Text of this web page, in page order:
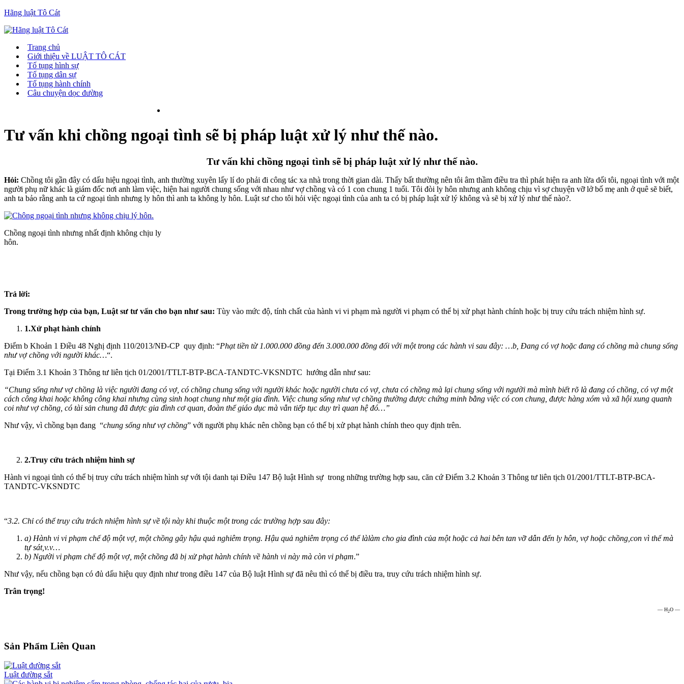
Hãng luật Tô Cát
Trang chủ
Giới thiệu về LUẬT TÔ CÁT
Tố tụng hình sự
Tố tụng dân sự
Tố tụng hành chính
Câu chuyện dọc đường
Tư vấn khi chồng ngoại tình sẽ bị pháp luật xử lý như thế nào.
Tư vấn khi chồng ngoại tình sẽ bị pháp luật xử lý như thế nào.
Hỏi: Chồng tôi gần đây có dấu hiệu ngoại tình, anh thường xuyên lấy lí do phải đi công tác xa nhà trong thời gian dài. Thấy bất thường nên tôi âm thầm điều tra thì phát hiện ra anh lừa dối tôi, ngoại tình với một
người phụ nữ khác là giám đốc nơi anh làm việc, hiện hai người chung sống với nhau như vợ chồng và có 1 con chung 1 tuổi. Tôi đòi ly hôn nhưng anh không chịu vì sợ chuyện vỡ lở bố mẹ anh ở quê sẽ biết,
anh ta bảo rằng anh ta cứ ngoại tình nhưng ly hôn thì anh ta không ly hôn. Luật sư cho tôi hỏi việc ngoại tình của anh ta có bị pháp luật xử lý không và sẽ bị xử lý như thế nào?.
Chồng ngoại tình nhưng nhất định không chịu ly
hôn.
Trả lời:
Trong trường hợp của bạn, Luật sư tư vấn cho bạn như sau: Tùy vào mức độ, tính chất của hành vi vi phạm mà người vi phạm có thể bị xử phạt hành chính hoặc bị truy cứu trách nhiệm hình sự.
1.Xử phạt hành chính
Điểm b Khoản 1 Điều 48 Nghị định 110/2013/NĐ-CP quy định: “Phạt tiền từ 1.000.000 đồng đến 3.000.000 đồng đối với một trong các hành vi sau đây: …b, Đang có vợ hoặc đang có chồng mà chung sống
như vợ chồng với người khác…“.
Tại Điểm 3.1 Khoản 3 Thông tư liên tịch 01/2001/TTLT-BTP-BCA-TANDTC-VKSNDTC hướng dẫn như sau:
“Chung sống như vợ chồng là việc người đang có vợ, có chồng chung sống với người khác hoặc người chưa có vợ, chưa có chồng mà lại chung sống với người mà mình biết rõ là đang có chồng, có vợ một
cách công khai hoặc không công khai nhưng cùng sinh hoạt chung như một gia đình. Việc chung sống như vợ chồng thường được chứng minh bằng việc có con chung, được hàng xóm và xã hội xung quanh
coi như vợ chồng, có tài sản chung đã được gia đình cơ quan, đoàn thể giáo dục mà vẫn tiếp tục duy trì quan hệ đó…”
Như vậy, vì chồng bạn đang “chung sống như vợ chồng” với người phụ khác nên chồng bạn có thể bị xử phạt hành chính theo quy định trên.
2.Truy cứu trách nhiệm hình sự
Hành vi ngoại tình có thể bị truy cứu trách nhiệm hình sự với tội danh tại Điều 147 Bộ luật Hình sự trong những trường hợp sau, căn cứ Điểm 3.2 Khoản 3 Thông tư liên tịch 01/2001/TTLT-BTP-BCA-
TANDTC-VKSNDTC
“3.2. Chỉ có thể truy cứu trách nhiệm hình sự về tội này khi thuộc một trong các trường hợp sau đây:
a) Hành vi vi phạm chế độ một vợ, một chồng gây hậu quả nghiêm trọng. Hậu quả nghiêm trọng có thể làlàm cho gia đình của một hoặc cả hai bên tan vỡ dẫn đến ly hôn, vợ hoặc chồng,con vì thế mà
tự sát,v.v…
b) Người vi phạm chế độ một vợ, một chồng đã bị xử phạt hành chính về hành vi này mà còn vi phạm.”
Như vậy, nếu chồng bạn có đủ dấu hiệu quy định như trong điều 147 của Bộ luật Hình sự đã nêu thì có thể bị điều tra, truy cứu trách nhiệm hình sự.
Trân trọng!
— H2O —
Sản Phẩm Liên Quan
Luật đường sắt